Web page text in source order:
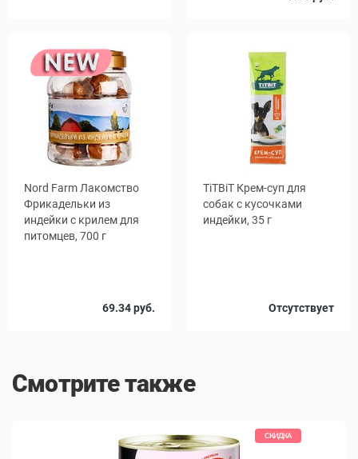
Nord Farm Лакомство
Фрикадельки из
индейки с крилем для
питомцев, 700 г
69.34 руб.
TiTBiT Крем-суп для
собак с кусочками
индейки, 35 г
Отсутствует
1 17
Смотрите также
СКИДКА